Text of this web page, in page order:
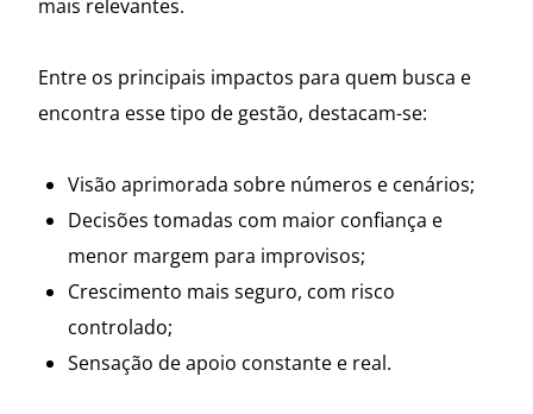
mais relevantes.
Entre os principais impactos para quem busca e
encontra esse tipo de gestão, destacam-se:
Visão aprimorada sobre números e cenários;
Decisões tomadas com maior confiança e
menor margem para improvisos;
Crescimento mais seguro, com risco
controlado;
Sensação de apoio constante e real.